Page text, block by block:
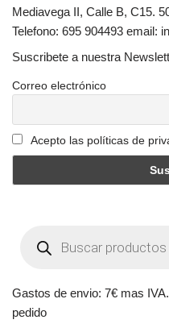
Mediavega II, Calle B, C15.
Telefono: 695 904493 email:
Suscribete a nuestra
Correo electrónico
Acepto las políticas de
Gastos de envio: 7€ mas
pedido